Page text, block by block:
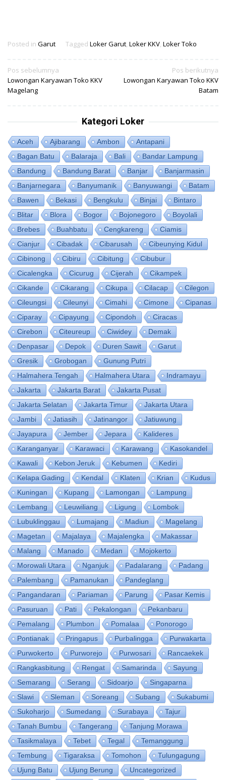
Posted in Garut Tagged Loker Garut, Loker KKV, Loker Toko
Navigasi
pos
Pos sebelumnya
Lowongan Karyawan Toko KKV
Magelang
Pos berikutnya
Lowongan Karyawan Toko KKV
Batam
Kategori Loker
Aceh Ajibarang Ambon
Antapani
Bagan Batu
Balaraja Bali
Bandar Lampung
Bandung
Bandung Barat Banjar
Banjarmasin
Banjarnegara
Banyumanik Banyuwangi
Batam
Bawen
Bekasi Bengkulu Binjai
Bintaro
Blitar
Blora Bogor Bojonegoro
Boyolali
Brebes
Buahbatu Cengkareng
Ciamis
Cianjur
Cibadak Cibarusah
Cibeunying Kidul
Cibinong
Cibiru Cibitung
Cibubur
Cicalengka
Cicurug Cijerah
Cikampek
Cikande
Cikarang Cikupa Cilacap
Cilegon
Cileungsi
Cileunyi Cimahi Cimone
Cipanas
Ciparay
Cipayung Cipondoh
Ciracas
Cirebon
Citeureup Ciwidey
Demak
Denpasar
Depok Duren Sawit
Garut
Gresik
Grobogan
Gunung Putri
Halmahera Tengah
Halmahera Utara
Indramayu
Jakarta
Jakarta Barat
Jakarta Pusat
Jakarta Selatan
Jakarta Timur
Jakarta Utara
Jambi
Jatiasih Jatinangor
Jatiuwung
Jayapura
Jember Jepara
Kalideres
Karanganyar
Karawaci Karawang
Kasokandel
Kawali
Kebon Jeruk Kebumen
Kediri
Kelapa Gading
Kendal Klaten Krian
Kudus
Kuningan
Kupang Lamongan
Lampung
Lembang
Leuwiliang Ligung
Lombok
Lubuklinggau
Lumajang Madiun
Magelang
Magetan
Majalaya Majalengka
Makassar
Malang
Manado Medan
Mojokerto
Morowali Utara
Nganjuk Padalarang
Padang
Palembang
Pamanukan
Pandeglang
Pangandaran
Pariaman Parung
Pasar Kemis
Pasuruan
Pati Pekalongan
Pekanbaru
Pemalang
Plumbon Pomalaa
Ponorogo
Pontianak
Pringapus Purbalingga
Purwakarta
Purwokerto
Purworejo Purwosari
Rancaekek
Rangkasbitung
Rengat Samarinda
Sayung
Semarang
Serang Sidoarjo
Singaparna
Slawi
Sleman Soreang Subang
Sukabumi
Sukoharjo
Sumedang Surabaya
Tajur
Tanah Bumbu
Tangerang
Tanjung Morawa
Tasikmalaya
Tebet Tegal
Temanggung
Tembung
Tigaraksa Tomohon
Tulungagung
Ujung Batu
Ujung Berung Uncategorized